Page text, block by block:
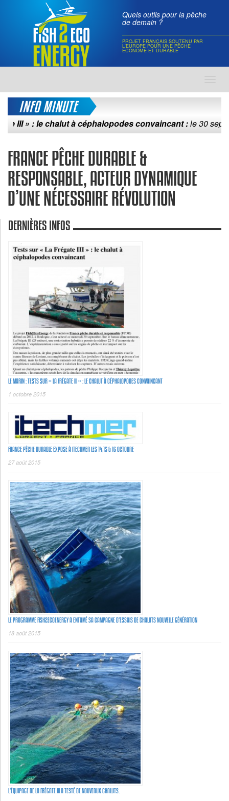
Quels outils pour la pêche
de demain ?
PROJET FRANÇAIS SOUTENU PAR
L'EUROPE POUR UNE PÊCHE
ÉCONOME ET DURABLE
INFO MINUTE
» : le chalut à céphalopodes convaincant :le 30
FRANCE PÊCHE DURABLE &
RESPONSABLE, ACTEUR DYNAMIQUE
D’UNE NÉCESSAIRE RÉVOLUTION
DERNIÈRES INFOS
LE MARIN : TESTS SUR « LA FRÉGATE III » : LE CHALUT À CÉPHALOPODES CONVAINCANT
1 octobre 2015
FRANCE PÊCHE DURABLE EXPOSE À ITECHMER LES 14,15 & 16 OCTOBRE
27 août 2015
LE PROGRAMME FISH2ECOENERGY A ENTAMÉ SA CAMPAGNE D’ESSAIS DE CHALUTS NOUVELLE GÉNÉRATION
18 août 2015
L’ÉQUIPAGE DE LA FRÉGATE III A TESTÉ DE NOUVEAUX CHALUTS.